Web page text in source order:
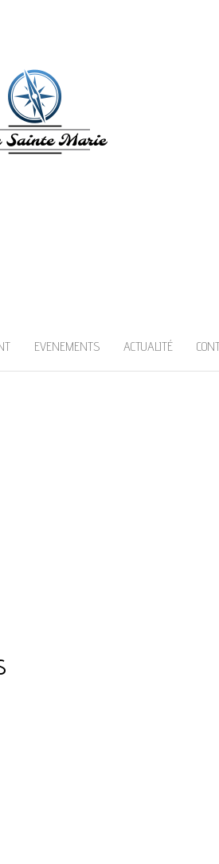
EVENEMENTS ACTUALITÉ